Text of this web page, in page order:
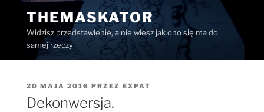
THEMASKATOR
Widzisz przedstawienie, a nie wiesz jak ono się ma do
samej rzeczy
OPUBLIKOWANE
W
20 MAJA 2016 PRZEZ EXPAT
Dekonwersja.